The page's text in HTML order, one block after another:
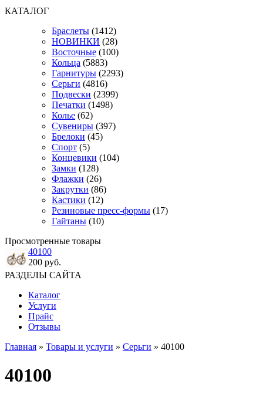
КАТАЛОГ
Браслеты (1412)
НОВИНКИ (28)
Восточные (100)
Кольца (5883)
Гарнитуры (2293)
Серьги (4816)
Подвески (2399)
Печатки (1498)
Колье (62)
Сувениры (397)
Брелоки (45)
Спорт (5)
Концевики (104)
Замки (128)
Флажки (26)
Закрутки (86)
Кастики (12)
Резиновые пресс-формы (17)
Гайтаны (10)
Просмотренные товары
40100
200 руб.
РАЗДЕЛЫ САЙТА
Каталог
Услуги
Прайс
Отзывы
Главная » Товары и услуги » Серьги » 40100
40100